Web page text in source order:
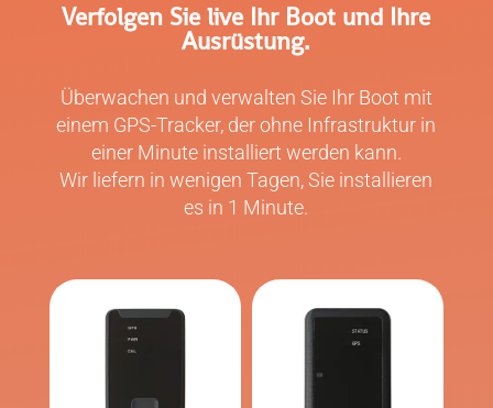
Verfolgen Sie live Ihr Boot und Ihre
Ausrüstung.
Überwachen und verwalten Sie Ihr Boot mit
einem GPS-Tracker, der ohne Infrastruktur in
einer Minute installiert werden kann.
Wir liefern in wenigen Tagen, Sie installieren
es in 1 Minute.